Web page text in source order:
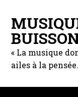
« La musique
ailes à la